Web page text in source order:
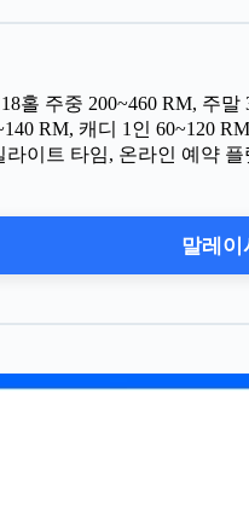
홀 주중 200~460 RM, 주말
RM, 캐디 1인 60~120
라이트 타임, 온라인 예약
말레이